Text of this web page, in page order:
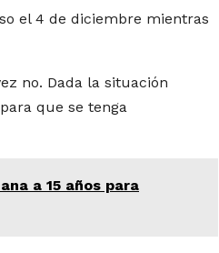
el 4 de diciembre mientras
no. Dada la situación
que se tenga
a 15 años para